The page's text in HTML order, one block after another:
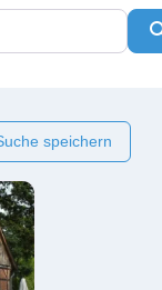
speichern